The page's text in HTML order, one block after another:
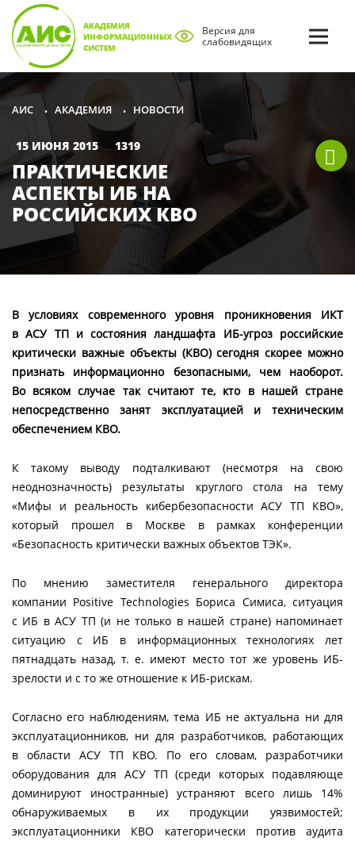
АКАДЕМИЯ
ИНФОРМАЦИОННЫХ
СИСТЕМ
Версия для
слабовидящих
АИС • АКАДЕМИЯ • НОВОСТИ
15 ИЮНЯ 2015 1319
ПРАКТИЧЕСКИЕ
АСПЕКТЫ ИБ НА
РОССИЙСКИХ КВО
В условиях современного уровня проникновения ИКТ
в АСУ ТП и состояния ландшафта ИБ-угроз российские
критически важные объекты (КВО) сегодня скорее можно
признать информационно безопасными, чем наоборот.
Во всяком случае так считают те, кто в нашей стране
непосредственно занят эксплуатацией и техническим
обеспечением КВО.
К такому выводу подталкивают (несмотря на свою
неоднозначность) результаты круглого стола на тему
«Мифы и реальность кибербезопасности АСУ ТП КВО»,
который прошел в Москве в рамках конференции
«Безопасность критически важных объектов ТЭК».
По мнению заместителя генерального директора
компании Positive Technologies Бориса Симиса, ситуация
с ИБ в АСУ ТП (и не только в нашей стране) напоминает
ситуацию с ИБ в информационных технологиях лет
пятнадцать назад, т. е. имеют место тот же уровень ИБ-
зрелости и с то же отношение к ИБ-рискам.
Согласно его наблюдениям, тема ИБ не актуальна ни для
эксплуатационников, ни для разработчиков, работающих
в области АСУ ТП КВО. По его словам, разработчики
оборудования для АСУ ТП (среди которых подавляюще
доминируют иностранные) устраняют всего лишь 14%
обнаруживаемых в их продукции уязвимостей;
эксплуатационники КВО категорически против аудита